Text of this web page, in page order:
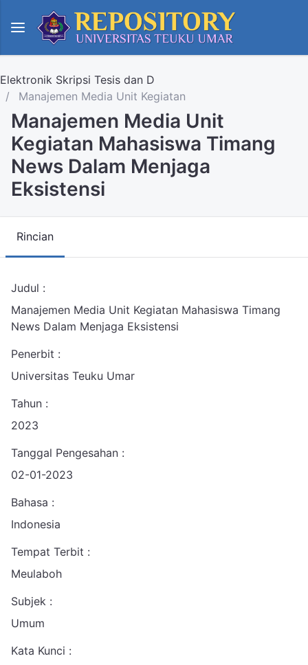
Elektronik Skripsi Tesis dan D
Manajemen Media Unit Kegiatan
Manajemen Media Unit
Kegiatan Mahasiswa Timang
News Dalam Menjaga
Eksistensi
Rincian
Judul :
Manajemen Media Unit Kegiatan Mahasiswa Timang
News Dalam Menjaga Eksistensi
Penerbit :
Universitas Teuku Umar
Tahun :
2023
Tanggal Pengesahan :
02-01-2023
Bahasa :
Indonesia
Tempat Terbit :
Meulaboh
Subjek :
Umum
Kata Kunci :